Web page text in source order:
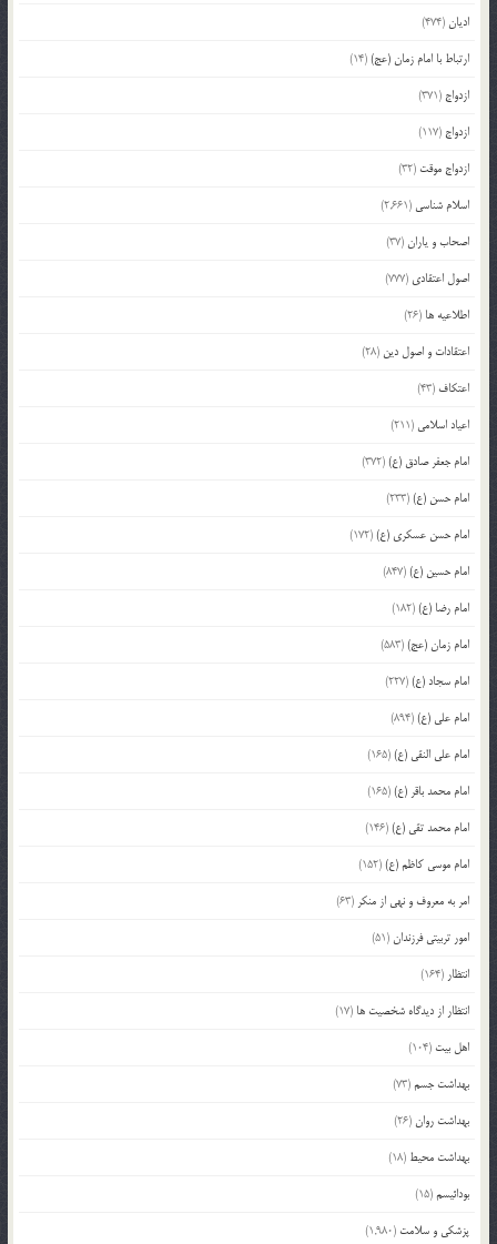
ادیان(474)
ارتباط با امام زمان (عج)(14)
ازدواج (371)
ازدواج (117)
ازدواج موقت (32)
اسلام شناسی (2,661)
اصحاب و یاران(37)
اصول اعتقادی (777)
اطلاعیه ها (26)
اعتقادات و اصول دین (28)
اعتکاف (43)
اعیاد اسلامی (211)
امام جعفر صادق (ع)(372)
امام حسن (ع)(233)
امام حسن عسکری (ع)(172)
امام حسین (ع)(847)
امام رضا (ع)(182)
امام زمان (عج)(583)
امام سجاد (ع)(227)
امام علی (ع)(894)
امام علی النقی (ع)(165)
امام محمد باقر (ع)(165)
امام محمد تقی (ع)(146)
امام موسی کاظم (ع)(152)
امر به معروف و نهی از منکر (63)
امور تربیتی فرزندان(51)
انتظار (164)
انتظار از دیدگاه شخصیت ها (17)
اهل بیت (104)
بهداشت جسم(73)
بهداشت روان(26)
بهداشت محیط (18)
بودائیسم(15)
پزشکی و سلامت (1,980)